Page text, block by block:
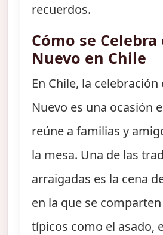
recuerdos.
Cómo se Celebra
Nuevo en Chile
En Chile, la celebración
Nuevo es una ocasión
reúne a familias y
la mesa. Una de las
arraigadas es la cena
en la que se
típicos como el asado,